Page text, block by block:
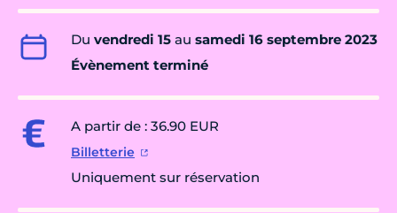
Du vendredi 15 au samedi 16 septembre 2023
Évènement terminé
A partir de : 36.90 EUR
Billetterie
Uniquement sur réservation